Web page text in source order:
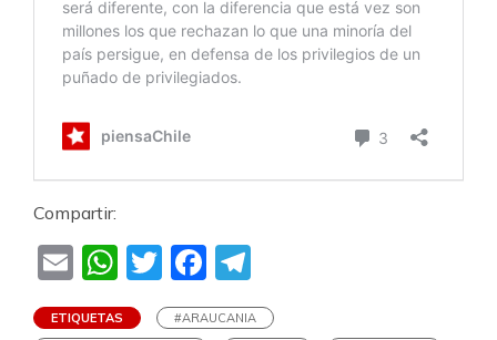
Compartir:
EmailWhatsApp
TwitterFacebook
ETIQUETAS
#ARAUCANIA